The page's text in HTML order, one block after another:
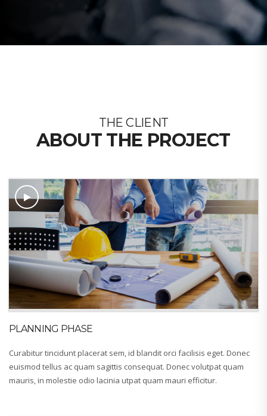
THE CLIENT
ABOUT THE PROJECT
PLANNING PHASE
Curabitur tincidunt placerat sem, id blandit orci facilisis eget. Donec
euismod tellus ac quam sagittis consequat. Donec volutpat quam
mauris, in molestie odio lacinia utpat quam mauri efficitur.